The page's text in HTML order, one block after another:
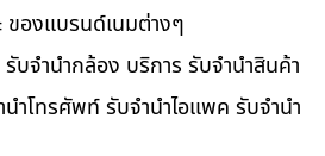
ของแบรนด์เนมต่างๆ
บจำนำกล้อง บริการ รับจำนำสินค้า
ำโทรศัพท์ รับจำนำไอแพค รับจำนำ